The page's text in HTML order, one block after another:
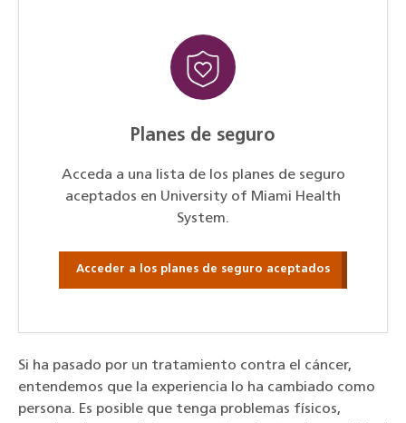
Planes de seguro
Acceda a una lista de los planes de seguro
aceptados en University of Miami Health
System.
Acceder a los planes de seguro aceptados
Si ha pasado por un tratamiento contra el cáncer,
entendemos que la experiencia lo ha cambiado como
persona. Es posible que tenga problemas físicos,